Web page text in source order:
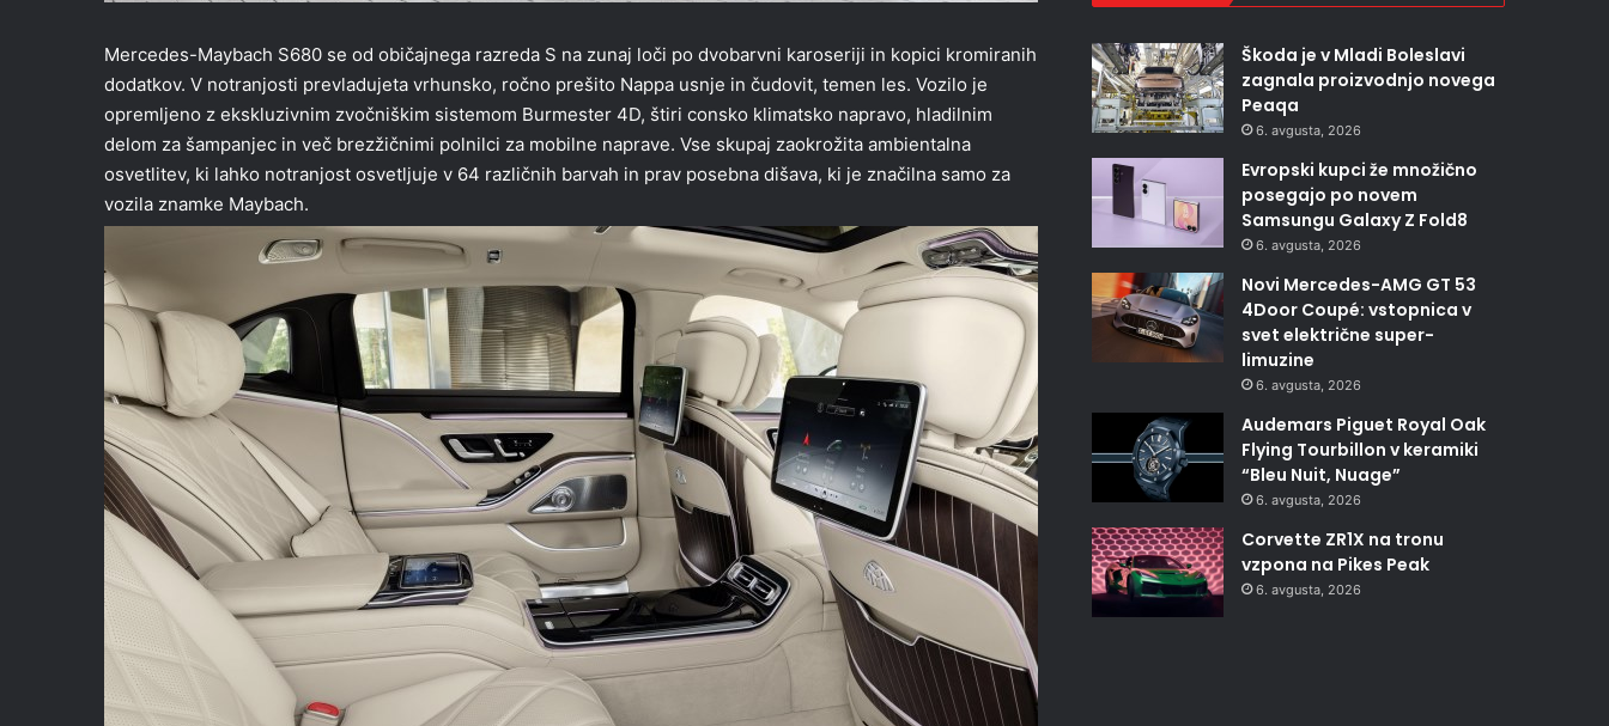
Mercedes-Maybach S680 se od običajnega razreda S na zunaj loči po dvobarvni karoseriji in kopici kromiranih
dodatkov. V notranjosti prevladujeta vrhunsko, ročno prešito Nappa usnje in čudovit, temen les. Vozilo je
opremljeno z ekskluzivnim zvočniškim sistemom Burmester 4D, štiri consko klimatsko napravo, hladilnim
delom za šampanjec in več brezžičnimi polnilci za mobilne naprave. Vse skupaj zaokrožita ambientalna
osvetlitev, ki lahko notranjost osvetljuje v 64 različnih barvah in prav posebna dišava, ki je značilna samo za
vozila znamke Maybach.
Škoda je v Mladi Boleslavi
zagnala proizvodnjo novega
Peaqa
6. avgusta, 2026
Evropski kupci že množično
posegajo po novem
Samsungu Galaxy Z Fold8
6. avgusta, 2026
Novi Mercedes-AMG GT 53
4Door Coupé: vstopnica v
svet električne super-
limuzine
6. avgusta, 2026
Audemars Piguet Royal Oak
Flying Tourbillon v keramiki
“Bleu Nuit, Nuage”
6. avgusta, 2026
Corvette ZR1X na tronu
vzpona na Pikes Peak
6. avgusta, 2026